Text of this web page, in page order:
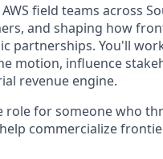
field teams across
and shaping how
partnerships. You'll
motion, influence
revenue engine.
role for someone who
commercialize